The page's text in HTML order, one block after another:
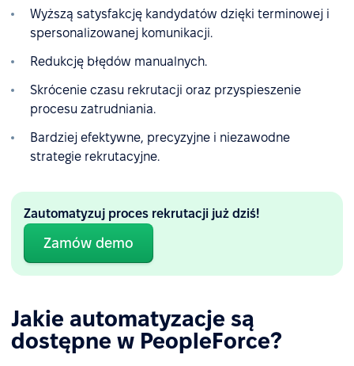
Wyższą satysfakcję kandydatów dzięki terminowej i
spersonalizowanej komunikacji.
Redukcję błędów manualnych.
Skrócenie czasu rekrutacji oraz przyspieszenie
procesu zatrudniania.
Bardziej efektywne, precyzyjne i niezawodne
strategie rekrutacyjne.
Zautomatyzuj proces rekrutacji już dziś!
Zamów demo
Jakie automatyzacje są
dostępne w PeopleForce?